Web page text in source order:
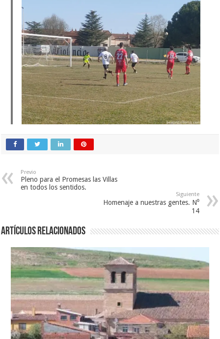
Previo
Pleno para el Promesas las Villas
en todos los sentidos.
Siguiente
Homenaje a nuestras gentes. N⁰
14
Artículos relacionados